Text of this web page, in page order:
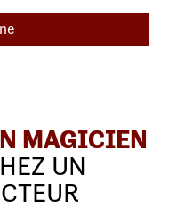
MAGICIEN
UN